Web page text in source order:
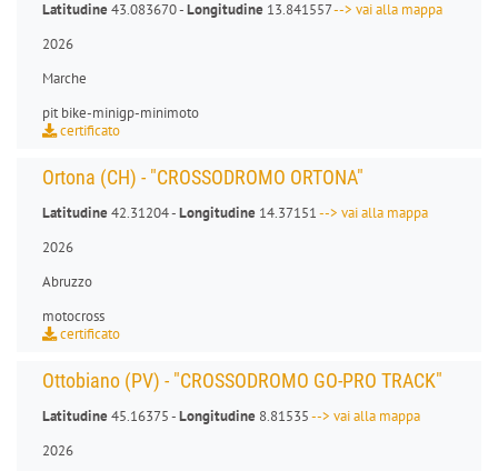
Latitudine43.083670 -Longitudine 13.841557--> vai alla mappa
2026
Marche
pit bike-minigp-minimoto
certificato
Ortona (CH) - "CROSSODROMO ORTONA"
Latitudine42.31204 -Longitudine 14.37151--> vai alla mappa
2026
Abruzzo
motocross
certificato
Ottobiano (PV) - "CROSSODROMO GO-PRO TRACK"
Latitudine45.16375 -Longitudine 8.81535--> vai alla mappa
2026